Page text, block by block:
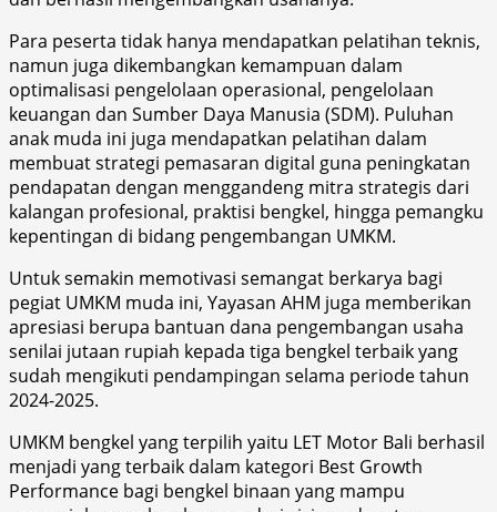
Para peserta tidak hanya mendapatkan pelatihan teknis,
namun juga dikembangkan kemampuan dalam
optimalisasi pengelolaan operasional, pengelolaan
keuangan dan Sumber Daya Manusia (SDM). Puluhan
anak muda ini juga mendapatkan pelatihan dalam
membuat strategi pemasaran digital guna peningkatan
pendapatan dengan menggandeng mitra strategis dari
kalangan profesional, praktisi bengkel, hingga pemangku
kepentingan di bidang pengembangan UMKM.
Untuk semakin memotivasi semangat berkarya bagi
pegiat UMKM muda ini, Yayasan AHM juga memberikan
apresiasi berupa bantuan dana pengembangan usaha
senilai jutaan rupiah kepada tiga bengkel terbaik yang
sudah mengikuti pendampingan selama periode tahun
2024-2025.
UMKM bengkel yang terpilih yaitu LET Motor Bali berhasil
menjadi yang terbaik dalam kategori Best Growth
Performance bagi bengkel binaan yang mampu